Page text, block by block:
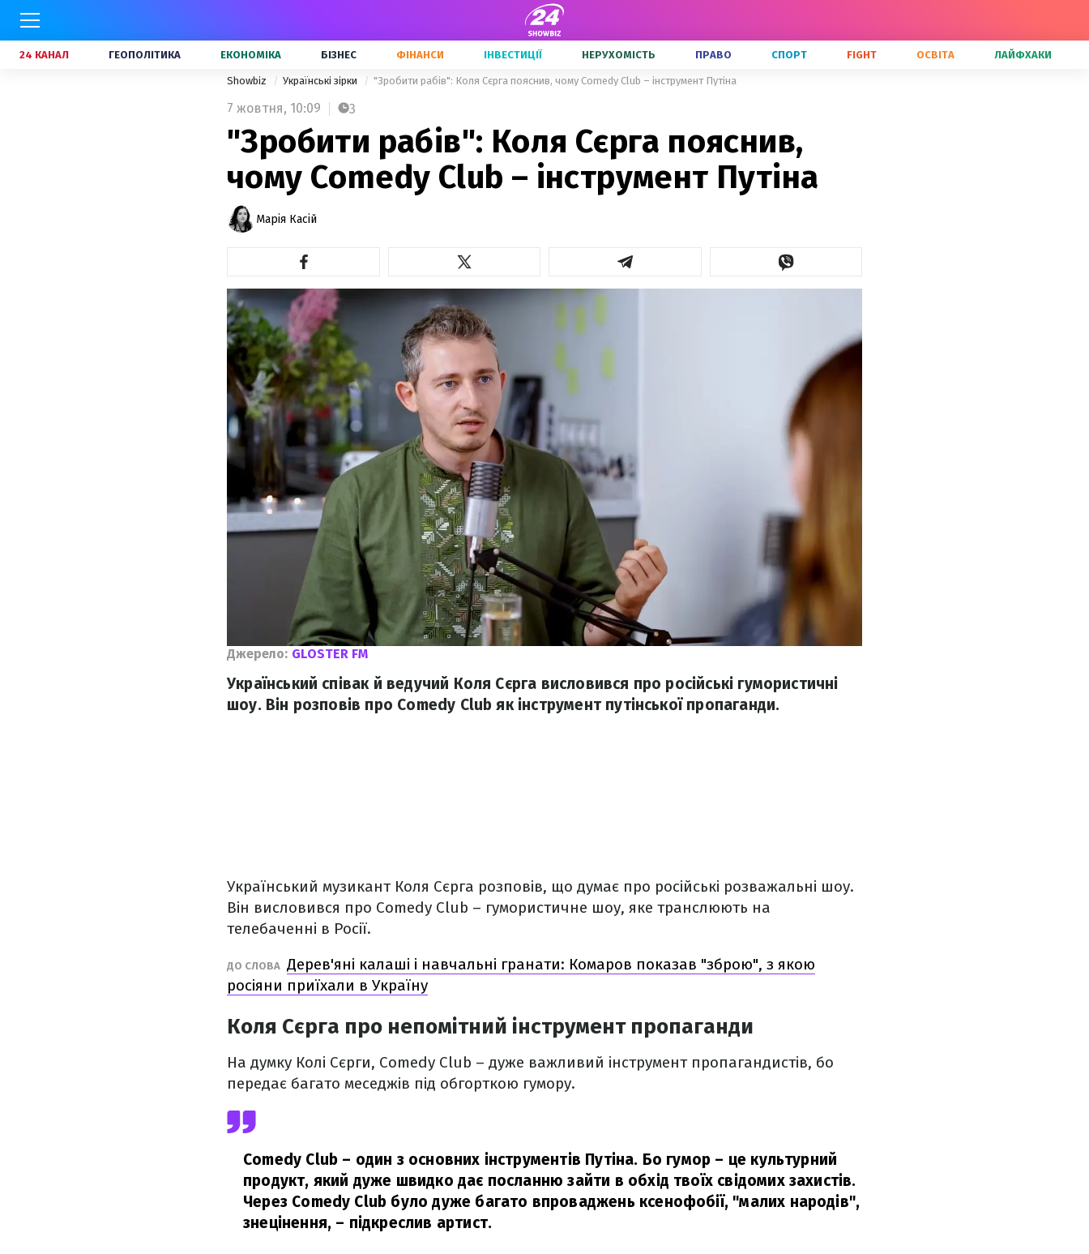
24 КАНАЛ ГЕОПОЛІТИКА ЕКОНОМІКА БІЗНЕС ФІНАНСИ ІНВЕСТИЦІЇ НЕРУХОМІСТЬ ПРАВО СПОРТ FIGHT ОСВІТА ЛАЙФХАКИ
Showbiz Українські зірки "Зробити рабів": Коля Сєрга пояснив, чому Comedy Club – інструмент Путіна
7 жовтня, 10:09 3
"Зробити рабів": Коля Сєрга пояснив,
чому Comedy Club – інструмент Путіна
Марія Касій
Джерело: GLOSTER FM
Український співак й ведучий Коля Сєрга висловився про російські гумористичні
шоу. Він розповів про Comedy Club як інструмент путінської пропаганди.
Український музикант Коля Сєрга розповів, що думає про російські розважальні шоу.
Він висловився про Comedy Club – гумористичне шоу, яке транслюють на
телебаченні в Росії.
ДО СЛОВА Дерев'яні калаші і навчальні гранати: Комаров показав "зброю", з якою
росіяни приїхали в Україну
Коля Сєрга про непомітний інструмент пропаганди
На думку Колі Сєрги, Comedy Club – дуже важливий інструмент пропагандистів, бо
передає багато меседжів під обгорткою гумору.
Comedy Club – один з основних інструментів Путіна. Бо гумор – це культурний
продукт, який дуже швидко дає посланню зайти в обхід твоїх свідомих захистів.
Через Comedy Club було дуже багато впроваджень ксенофобії, "малих народів",
знецінення, – підкреслив артист.